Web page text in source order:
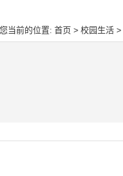
您当前的位置: 首页 > 校园生活 >